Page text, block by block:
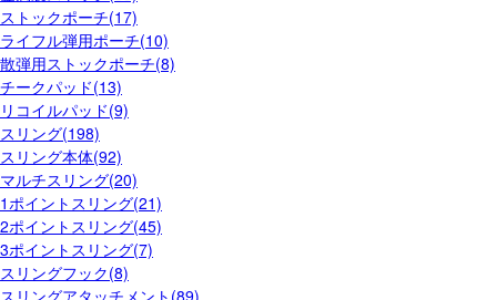
ストックポーチ(17)
ライフル弾用ポーチ(10)
散弾用ストックポーチ(8)
チークパッド(13)
リコイルパッド(9)
スリング(198)
スリング本体(92)
マルチスリング(20)
1ポイントスリング(21)
2ポイントスリング(45)
3ポイントスリング(7)
スリングフック(8)